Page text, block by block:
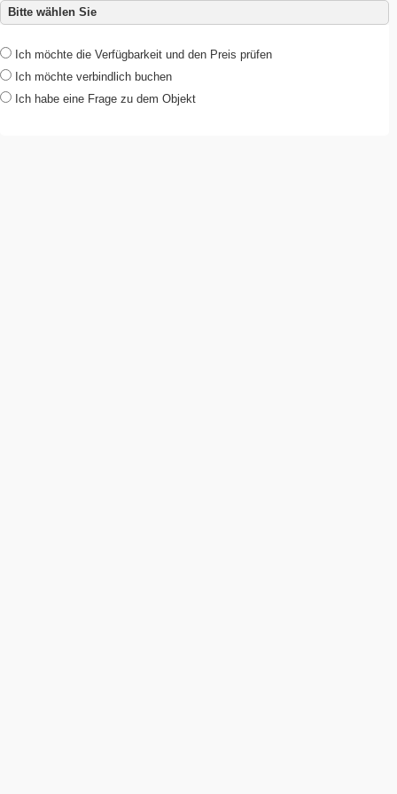
Bitte wählen Sie
Ich möchte die Verfügbarkeit und den Preis prüfen
Ich möchte verbindlich buchen
Ich habe eine Frage zu dem Objekt